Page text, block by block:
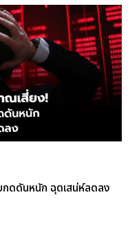
ดดันหนัก ฉุดเสน่ห์ลดลง